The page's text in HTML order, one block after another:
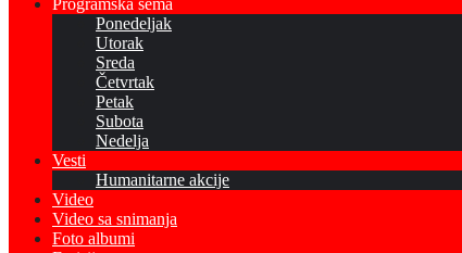
Programska šema
Ponedeljak
Utorak
Sreda
Četvrtak
Petak
Subota
Nedelja
Vesti
Humanitarne akcije
Video
Video sa snimanja
Foto albumi